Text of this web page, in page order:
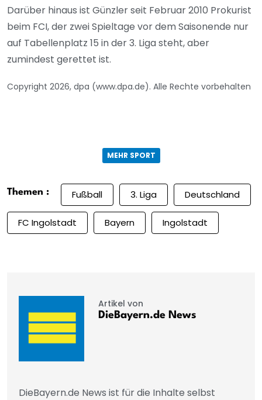
Darüber hinaus ist Günzler seit Februar 2010 Prokurist
beim FCI, der zwei Spieltage vor dem Saisonende nur
auf Tabellenplatz 15 in der 3. Liga steht, aber
zumindest gerettet ist.
Copyright 2026, dpa (www.dpa.de). Alle Rechte vorbehalten
MEHR SPORT
Themen : Fußball 3. Liga Deutschland
FC Ingolstadt Bayern Ingolstadt
Artikel von
DieBayern.de News
DieBayern.de News ist für die Inhalte selbst